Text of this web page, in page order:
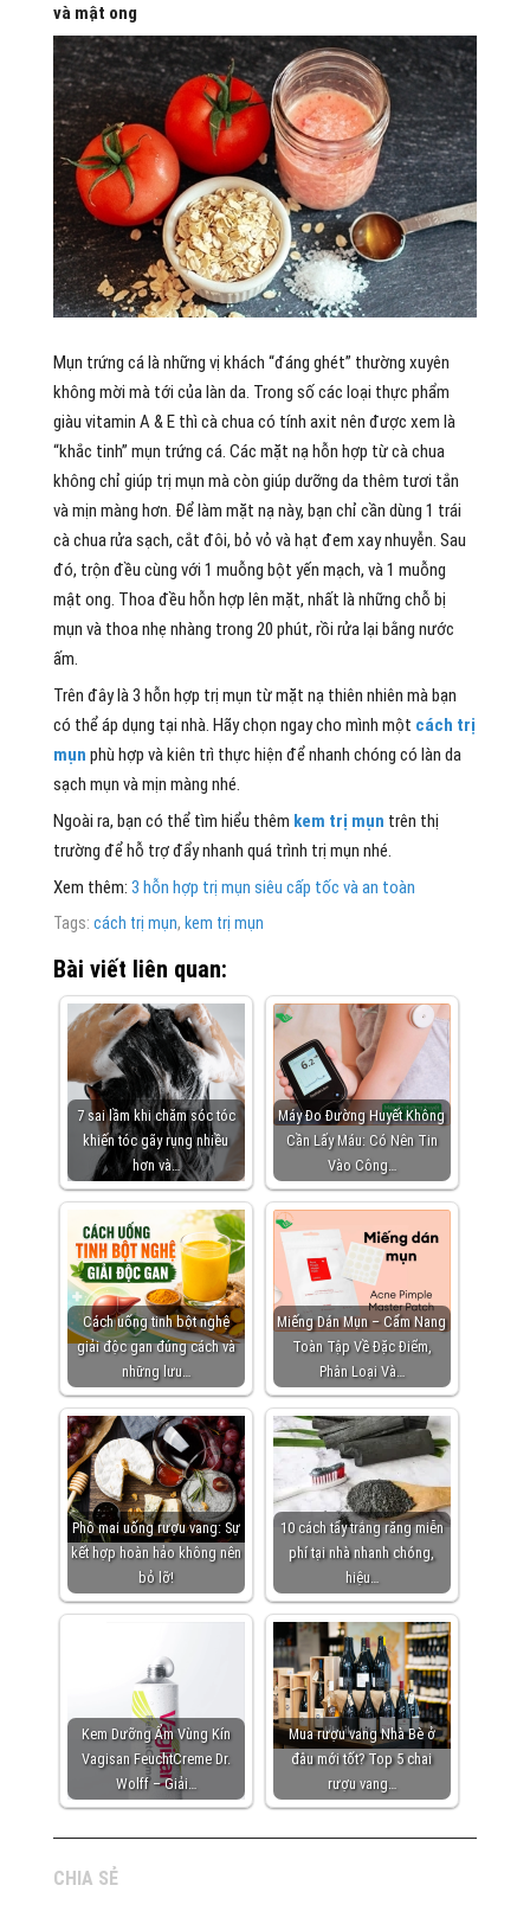
và mật ong
Mụn trứng cá là những vị khách “đáng ghét” thường xuyên
không mời mà tới của làn da. Trong số các loại thực phẩm
giàu vitamin A & E thì cà chua có tính axit nên được xem là
“khắc tinh” mụn trứng cá. Các mặt nạ hỗn hợp từ cà chua
không chỉ giúp trị mụn mà còn giúp dưỡng da thêm tươi tắn
và mịn màng hơn. Để làm mặt nạ này, bạn chỉ cần dùng 1 trái
cà chua rửa sạch, cắt đôi, bỏ vỏ và hạt đem xay nhuyễn. Sau
đó, trộn đều cùng với 1 muỗng bột yến mạch, và 1 muỗng
mật ong. Thoa đều hỗn hợp lên mặt, nhất là những chỗ bị
mụn và thoa nhẹ nhàng trong 20 phút, rồi rửa lại bằng nước
ấm.
Trên đây là 3 hỗn hợp trị mụn từ mặt nạ thiên nhiên mà bạn
có thể áp dụng tại nhà. Hãy chọn ngay cho mình một cách trị
mụn phù hợp và kiên trì thực hiện để nhanh chóng có làn da
sạch mụn và mịn màng nhé.
Ngoài ra, bạn có thể tìm hiểu thêm kem trị mụn trên thị
trường để hỗ trợ đẩy nhanh quá trình trị mụn nhé.
Xem thêm: 3 hỗn hợp trị mụn siêu cấp tốc và an toàn
Tags: cách trị mụn, kem trị mụn
Bài viết liên quan:
7 sai lầm khi chăm sóc tóc
khiến tóc gãy rụng nhiều
hơn và…
Máy Đo Đường Huyết Không
Cần Lấy Máu: Có Nên Tin
Vào Công…
Cách uống tinh bột nghệ
giải độc gan đúng cách và
những lưu…
Miếng Dán Mụn – Cẩm Nang
Toàn Tập Về Đặc Điểm,
Phân Loại Và…
Phô mai uống rượu vang: Sự
kết hợp hoàn hảo không nên
bỏ lỡ!
10 cách tẩy trắng răng miễn
phí tại nhà nhanh chóng,
hiệu…
Kem Dưỡng Ẩm Vùng Kín
Vagisan FeuchtCreme Dr.
Wolff – Giải…
Mua rượu vang Nhà Bè ở
đâu mới tốt? Top 5 chai
rượu vang…
CHIA SẺ